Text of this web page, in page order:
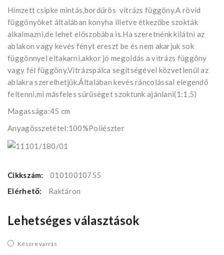
Hímzett csipke mintás,bordűrös vitrázs függöny.A rövid
függönyöket általában konyha illetve étkezőbe szokták
alkalmazni,de lehet előszobába is.Ha szeretnénk kilátni az
ablakon vagy kevés fényt ereszt be és nem akarjuk sok
függönnyel eltakarni,akkor jó megoldás a vitrázs függöny
vagy fél függöny.Vitrázspálca segítségével közvetlenűl az
ablakra szerelhetjük.Általában kevés ráncolással elegendő
feltenni,mi másfeles sűrűséget szoktunk ajánlani(1:1,5)
Magassága:45 cm
Anyagösszetétel:100%Poliészter
Cikkszám:
01010010755
Elérhető:
Raktáron
Lehetséges választások
Készre varrás